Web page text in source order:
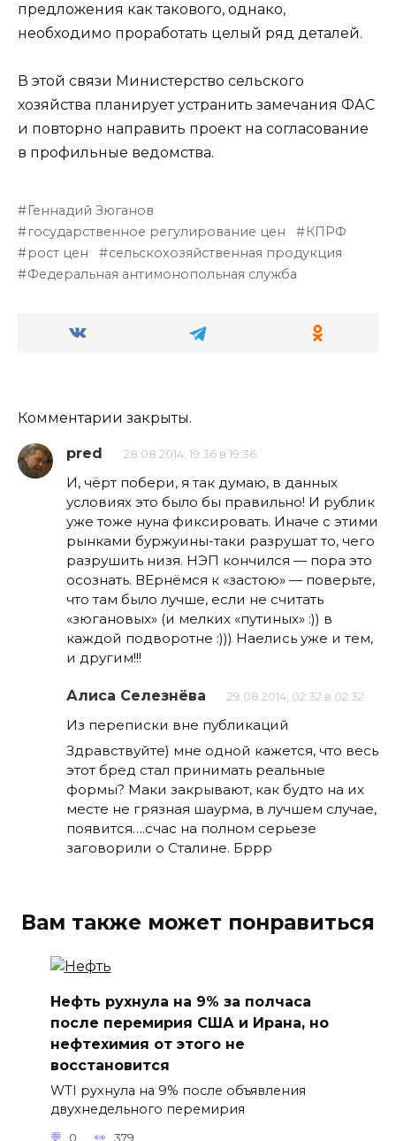
предложения как такового, однако,
необходимо проработать целый ряд деталей.
В этой связи Министерство сельского
хозяйства планирует устранить замечания ФАС
и повторно направить проект на согласование
в профильные ведомства.
Геннадий Зюганов
государственное регулирование цен
КПРФ
рост цен
сельскохозяйственная продукция
Федеральная антимонопольная служба
Комментарии закрыты.
pred 28.08.2014, 19:36 в 19:36
И, чёрт побери, я так думаю, в данных
условиях это было бы правильно! И рублик
уже тоже нуна фиксировать. Иначе с этими
рынками буржуины-таки разрушат то, чего
разрушить низя. НЭП кончился — пора это
осознать. ВЕрнёмся к «застою» — поверьте,
что там было лучше, если не считать
«зюгановых» (и мелких «путиных» :)) в
каждой подворотне :))) Наелись уже и тем,
и другим!!!
Алиса Селезнёва 29.08.2014, 02:32 в 02:32
Из переписки вне публикаций
Здравствуйте) мне одной кажется, что весь
этот бред стал принимать реальные
формы? Маки закрывают, как будто на их
месте не грязная шаурма, в лучшем случае,
появится….счас на полном серьезе
заговорили о Сталине. Бррр
Вам также может понравиться
Нефть рухнула на 9% за полчаса
после перемирия США и Ирана, но
нефтехимия от этого не
восстановится
WTI рухнула на 9% после объявления
двухнедельного перемирия
0 379